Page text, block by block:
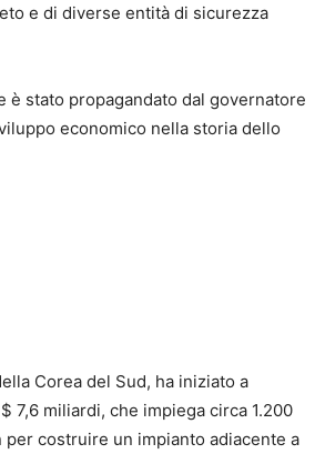
e di diverse entità di sicurezza
stato propagandato dal governatore
economico nella storia dello
Corea del Sud, ha iniziato a
7,6 miliardi, che impiega circa 1.200
per costruire un impianto adiacente a